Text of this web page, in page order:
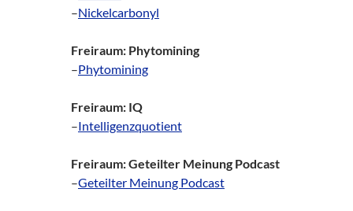
–Nickelcarbonyl
Freiraum: Phytomining
–Phytomining
Freiraum: IQ
–Intelligenzquotient
Freiraum: Geteilter Meinung Podcast
–Geteilter Meinung Podcast